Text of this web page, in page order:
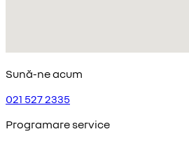
Sună-ne acum
021 527 2335
Programare service